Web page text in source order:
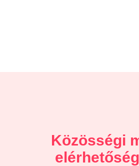
Közösségi